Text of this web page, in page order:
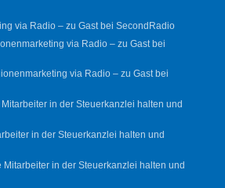
via Radio – zu Gast bei SecondRadio
via Radio – zu Gast bei
via Radio – zu Gast bei
Mitarbeiter in der Steuerkanzlei halten und
in der Steuerkanzlei halten und
Mitarbeiter in der Steuerkanzlei halten und